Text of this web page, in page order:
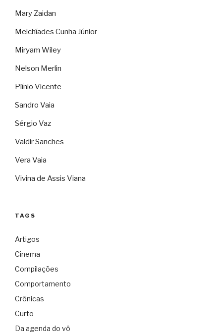
Mary Zaidan
Melchíades Cunha Júnior
Miryam Wiley
Nelson Merlin
Plínio Vicente
Sandro Vaia
Sérgio Vaz
Valdir Sanches
Vera Vaia
Vivina de Assis Viana
TAGS
Artigos
Cinema
Compilações
Comportamento
Crônicas
Curto
Da agenda do vô